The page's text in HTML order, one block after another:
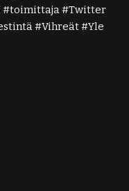
toimittaja
Twitter
Vihreät Yle